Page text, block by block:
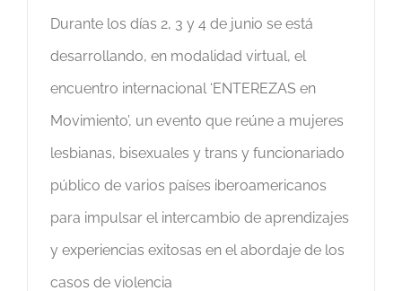
Durante los días 2, 3 y 4 de junio se está
desarrollando, en modalidad virtual, el
encuentro internacional ‘ENTEREZAS en
Movimiento’, un evento que reúne a mujeres
lesbianas, bisexuales y trans y funcionariado
público de varios países iberoamericanos
para impulsar el intercambio de aprendizajes
y experiencias exitosas en el abordaje de los
casos de violencia